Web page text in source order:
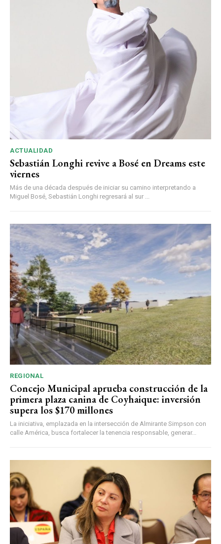
ACTUALIDAD
Sebastián Longhi revive a Bosé en Dreams este
viernes
Más de una década después de iniciar su camino interpretando a
Miguel Bosé, Sebastián Longhi regresará al sur ...
REGIONAL
Concejo Municipal aprueba construcción de la
primera plaza canina de Coyhaique: inversión
supera los $170 millones
La iniciativa, emplazada en la intersección de Almirante Simpson con
calle América, busca fortalecer la tenencia responsable, generar...